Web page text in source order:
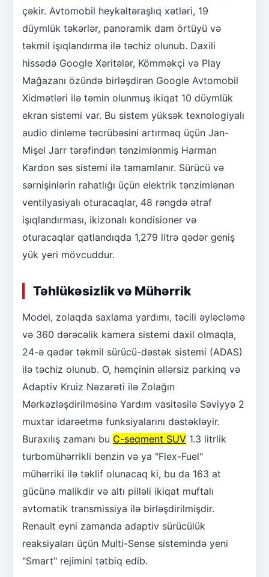
çəkir. Avtomobil heykəltəraşlıq xətləri, 19
düymlük təkərlər, panoramik dam örtüyü və
təkmil işıqlandırma ilə təchiz olunub. Daxili
hissədə Google Xəritələr, Kömməkçi və Play
Mağazanı özündə birləşdirən Google Avtomobil
Xidmətləri ilə təmin olunmuş ikiqat 10 düymlük
ekran sistemi var. Bu sistem yüksək texnologiyalı
audio dinləmə təcrübəsini artırmaq üçün Jan-
Mişel Jarr tərəfindən tənzimlənmiş Harman
Kardon səs sistemi ilə tamamlanır. Sürücü və
sərnişinlərin rahatlığı üçün elektrik tənzimlənən
ventilyasiyalı oturacaqlar, 48 rəngdə ətraf
işıqlandırması, ikizonalı kondisioner və
oturacaqlar qatlandıqda 1,279 litrə qədər geniş
yük yeri mövcuddur.
Təhlükəsizlik və Mühərrik
Model, zolaqda saxlama yardımı, təcili əyləcləmə
və 360 dərəcəlik kamera sistemi daxil olmaqla,
24-ə qədər təkmil sürücü-dəstək sistemi (ADAS)
ilə təchiz olunub. O, həmçinin əllərsiz parkinq və
Adaptiv Kruiz Nəzarəti ilə Zolağın
Mərkəzləşdirilməsinə Yardım vasitəsilə Səviyyə 2
muxtar idarəetmə funksiyalarını dəstəkləyir.
Buraxılış zamanı bu C-seqment SUV 1.3 litrlik
turbomühərrikli benzin və ya "Flex-Fuel"
mühərriki ilə təklif olunacaq ki, bu da 163 at
gücünə malikdir və altı pilləli ikiqat muftalı
avtomatik transmissiya ilə birləşdirilmişdir.
Renault eyni zamanda adaptiv sürücülük
reaksiyaları üçün Multi-Sense sistemində yeni
"Smart" rejimini tətbiq edib.